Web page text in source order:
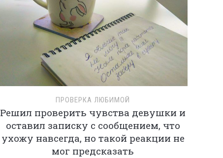
ПРОВЕРКА ЛЮБИМОЙ
Решил проверить чувства девушки и
оставил записку с сообщением, что
ухожу навсегда, но такой реакции не
мог предсказать